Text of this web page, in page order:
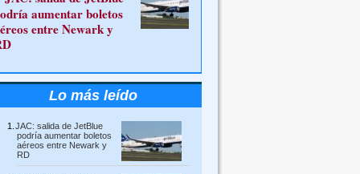
aumentar boletos
entre Newark y
Lo más leído
JAC: salida de JetBlue
podría aumentar boletos
aéreos entre Newark y
RD